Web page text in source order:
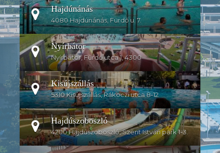
Hajdúnánás
4080 Hajdúnánás, Fürdő u. 7.
Nyírbátor
Nyírbátor, Fürdő utca 1, 4300
Kisújszállás
5310 Kisújszállás, Rákoczi utca 8-12
Hajdúszoboszló
4200 Hajdúszoboszló, Szent István park 1-3.